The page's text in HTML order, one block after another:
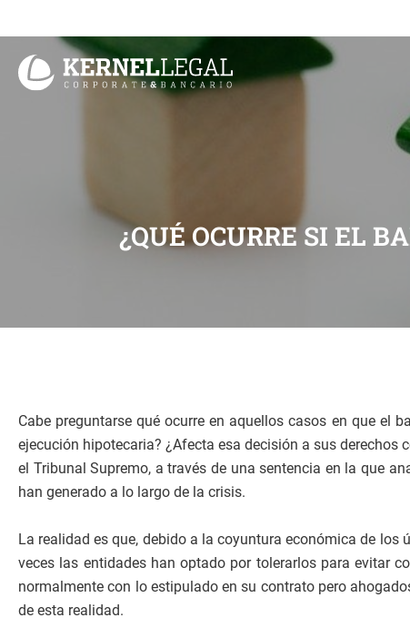
al
contenido
¿QUÉ OCURRE SI EL
Cabe preguntarse qué ocurre en aquellos casos en que el
ejecución hipotecaria? ¿Afecta esa decisión a sus derechos
el Tribunal Supremo, a través de una sentencia en la que
han generado a lo largo de la crisis.
La realidad es que, debido a la coyuntura económica de
veces las entidades han optado por tolerarlos para evitar
normalmente con lo estipulado en su contrato pero
de esta realidad.